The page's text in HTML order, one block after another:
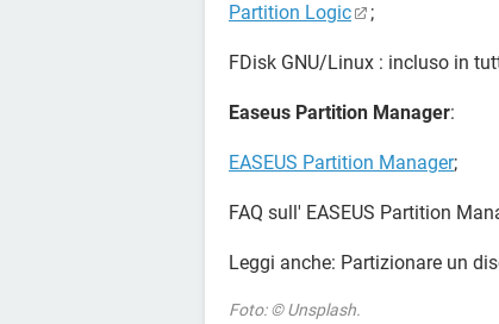
Partition Logic ;
FDisk GNU/Linux : incluso in
Easeus Partition Manager:
EASEUS Partition Manager;
FAQ sull' EASEUS Partition
Leggi anche: Partizionare un
Foto: © Unsplash.